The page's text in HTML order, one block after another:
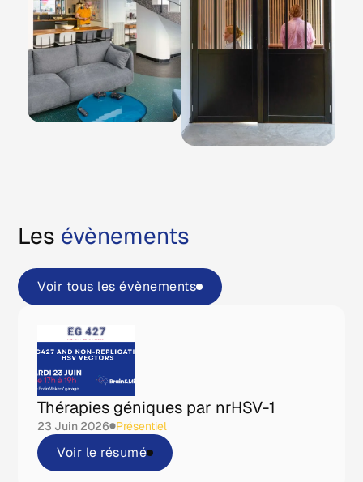
Les évènements
Voir tous les évènements
Thérapies géniques par nrHSV-1
23 Juin 2026 Présentiel
Voir le résumé